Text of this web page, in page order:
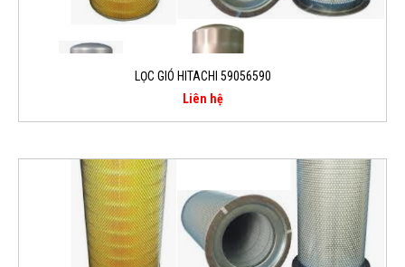
LỌC GIÓ HITACHI 59056590
Liên hệ